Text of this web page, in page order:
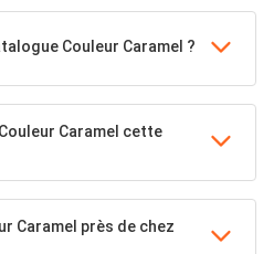
Couleur Caramel ?
Caramel cette
Caramel près de chez